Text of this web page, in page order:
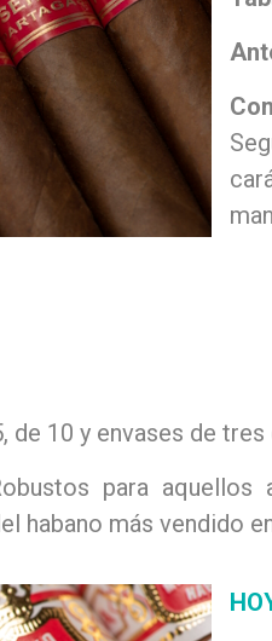
de 10 y envases de
para aquellos
habano más vendido